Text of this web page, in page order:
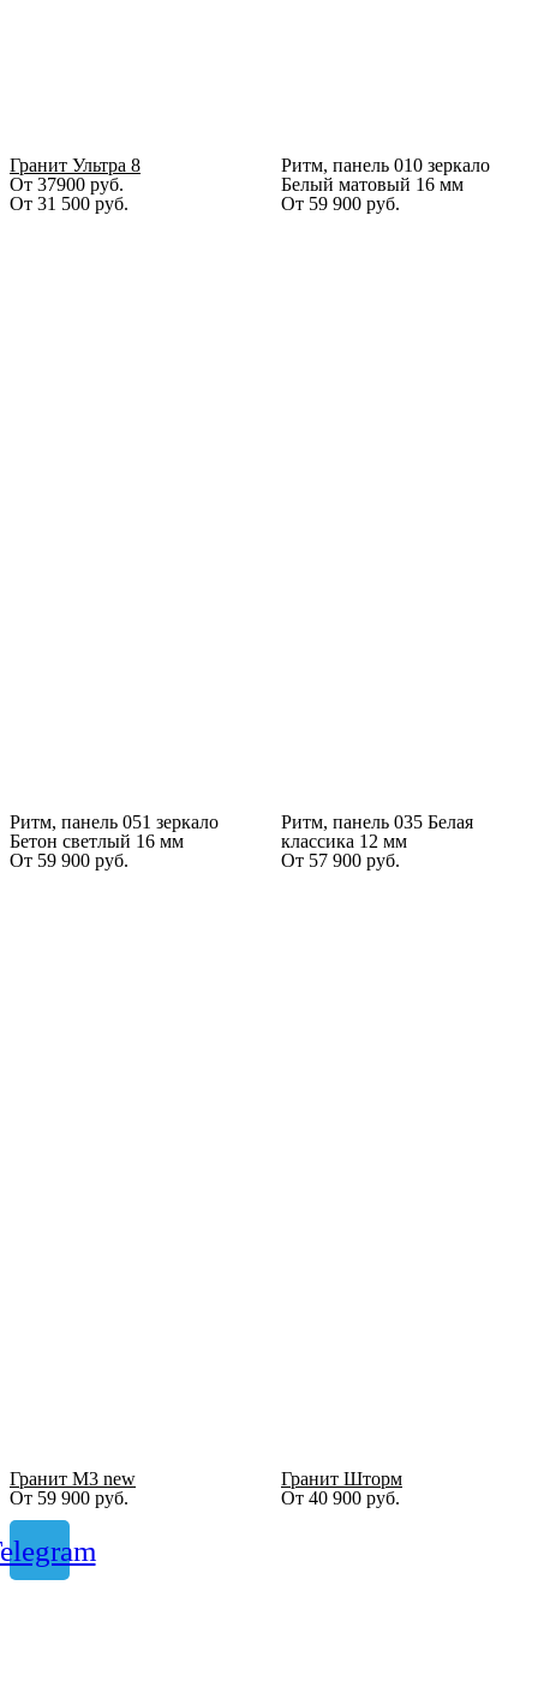
Гранит Ультра 8
От 37900 руб.
От 31 500 руб.
Ритм, панель 010 зеркало
Белый матовый 16 мм
От 59 900 руб.
Ритм, панель 051 зеркало
Бетон светлый 16 мм
От 59 900 руб.
Ритм, панель 035 Белая
классика 12 мм
От 57 900 руб.
Гранит М3 new
От 59 900 руб.
Гранит Шторм
От 40 900 руб.